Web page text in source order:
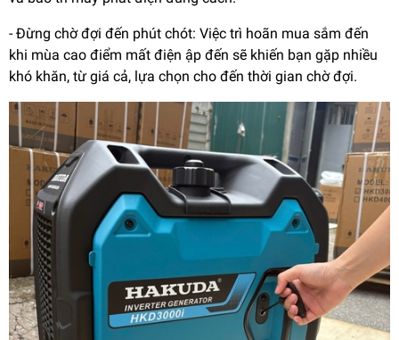
- Đừng chờ đợi đến phút chót: Việc trì hoãn mua sắm đến
khi mùa cao điểm mất điện ập đến sẽ khiến bạn gặp nhiều
khó khăn, từ giá cả, lựa chọn cho đến thời gian chờ đợi.